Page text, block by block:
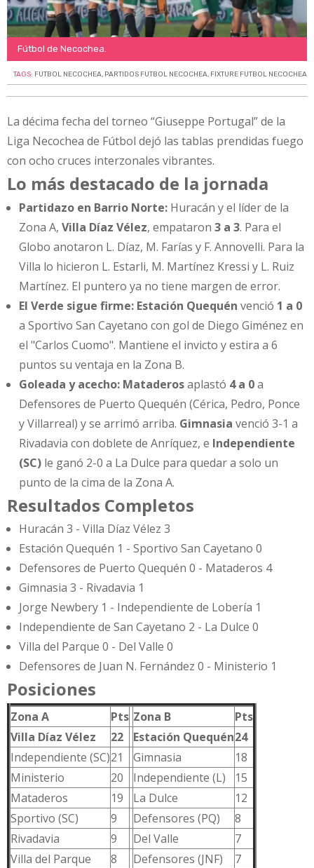
Fútbol de Necochea.
TAGS: FUTBOL NECOCHEA, PARTIDOS FUTBOL NECOCHEA, FIXTURE FUTBOL NECOCHEA
La décima fecha del torneo “Giuseppe Portugal” de la
Liga Necochea de Fútbol dejó las tablas prendidas fuego
con ocho cruces interzonales vibrantes.
Lo más destacado de la jornada
Partidazo en Barrio Norte: Huracán y el líder de la
Zona A,Villa Díaz Vélez, empataron3 a 3. Para el
Globo anotaron L. Díaz, M. Farías y F. Annovelli. Para la
Villa lo hicieron L. Estarli, M. Martínez Kressi y L. Ruiz
Martínez. El puntero ya no tiene margen de error.
El Verde sigue firme: Estación Quequén venció 1 a 0
a Sportivo San Cayetano con gol de Diego Giménez en
el "Carlos Cuomo". Mantiene el invicto y estira a 6
puntos su ventaja en la Zona B.
Goleada y acecho: Mataderosaplastó 4 a 0a
Defensores de Puerto Quequén (Cérica, Pedro, Ponce
y Villarreal) y se arrimó arriba. Gimnasia venció 3-1 a
Rivadavia con doblete de Anríquez, e Independiente
(SC) le ganó 2-0 a La Dulce para quedar a solo un
punto de la cima de la Zona A.
Resultados Completos
Huracán 3 - Villa Díaz Vélez 3
Estación Quequén 1 - Sportivo San Cayetano 0
Defensores de Puerto Quequén 0 - Mataderos 4
Gimnasia 3 - Rivadavia 1
Jorge Newbery 1 - Independiente de Lobería 1
Independiente de San Cayetano 2 - La Dulce 0
Villa del Parque 0 - Del Valle 0
Defensores de Juan N. Fernández 0 - Ministerio 1
Posiciones
Zona A Pts Zona B
Pts
Villa Díaz Vélez
22 Estación Quequén24
Independiente (SC)21 Gimnasia
18
Ministerio
20 Independiente (L)
15
Mataderos
19 La Dulce
12
Sportivo (SC)
9 Defensores (PQ)
8
Rivadavia
9 Del Valle
7
Villa del Parque
8 Defensores (JNF)
7